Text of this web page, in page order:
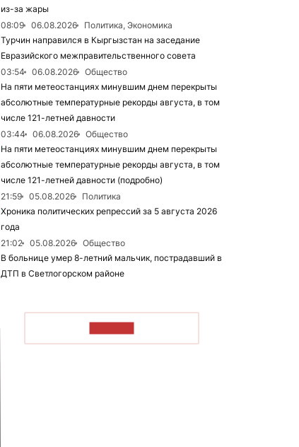
из-за жары
08:09
06.08.2026
Политика, Экономика
Турчин направился в Кыргызстан на заседание
Евразийского межправительственного совета
03:54
06.08.2026
Общество
На пяти метеостанциях минувшим днем перекрыты
абсолютные температурные рекорды августа, в том
числе 121-летней давности
03:44
06.08.2026
Общество
На пяти метеостанциях минувшим днем перекрыты
абсолютные температурные рекорды августа, в том
числе 121-летней давности (подробно)
21:59
05.08.2026
Политика
Хроника политических репрессий за 5 августа 2026
года
21:02
05.08.2026
Общество
В больнице умер 8-летний мальчик, пострадавший в
ДТП в Светлогорском районе